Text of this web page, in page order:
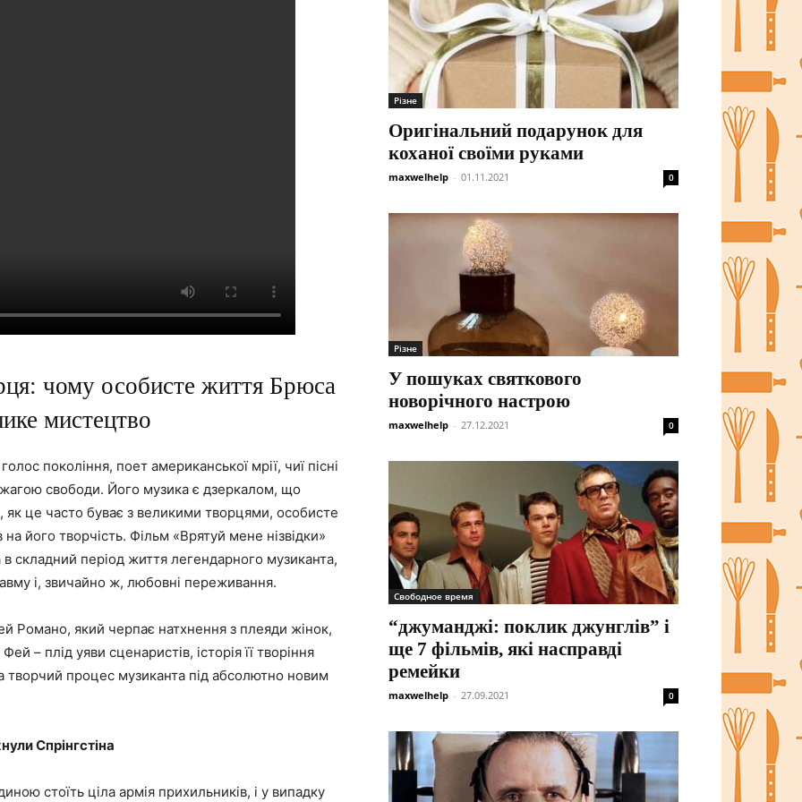
чому особисте життя Брюса
мистецтво
покоління, поет американської мрії, чиї пісні
свободи. Його музика є дзеркалом, що
як це часто буває з великими творцями, особисте
його творчість. Фільм «Врятуй мене нізвідки»
складний період життя легендарного музиканта,
і, звичайно ж, любовні переживання.
Романо, який черпає натхнення з плеяди жінок,
– плід уяви сценаристів, історія її творіння
творчий процес музиканта під абсолютно новим
Спрінгстіна
стоїть ціла армія прихильників, і у випадку
Різне
Оригінальний подарунок для
коханої своїми руками
maxwelhelp - 01.11.2021 0
Різне
У пошуках святкового
новорічного настрою
maxwelhelp - 27.12.2021 0
Свободное время
“джуманджі: поклик джунглів” і
ще 7 фільмів, які насправді
ремейки
maxwelhelp - 27.09.2021 0